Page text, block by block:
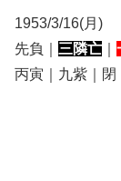
1953/3/16(月)
先負｜ 三隣亡
丙寅｜九紫｜閉